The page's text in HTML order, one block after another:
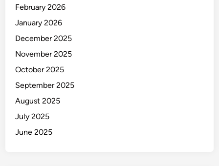
K
e
n
February 2026
January 2026
December 2025
November 2025
October 2025
September 2025
August 2025
July 2025
June 2025